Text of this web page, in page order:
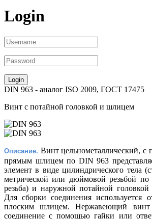
Login
DIN 963 - аналог ISO 2009, ГОСТ 17475
Винт с потайной головкой и шлицем
Описание. Винт цельнометаллический, с
прямым шлицем по DIN 963
элемент в виде цилиндрического тела
метрической или дюймовой резьбой по
резьба) и наружной потайной
Для сборки соединения используется
плоским шлицем. Нержавеющий винт
соединение с помощью гайки или